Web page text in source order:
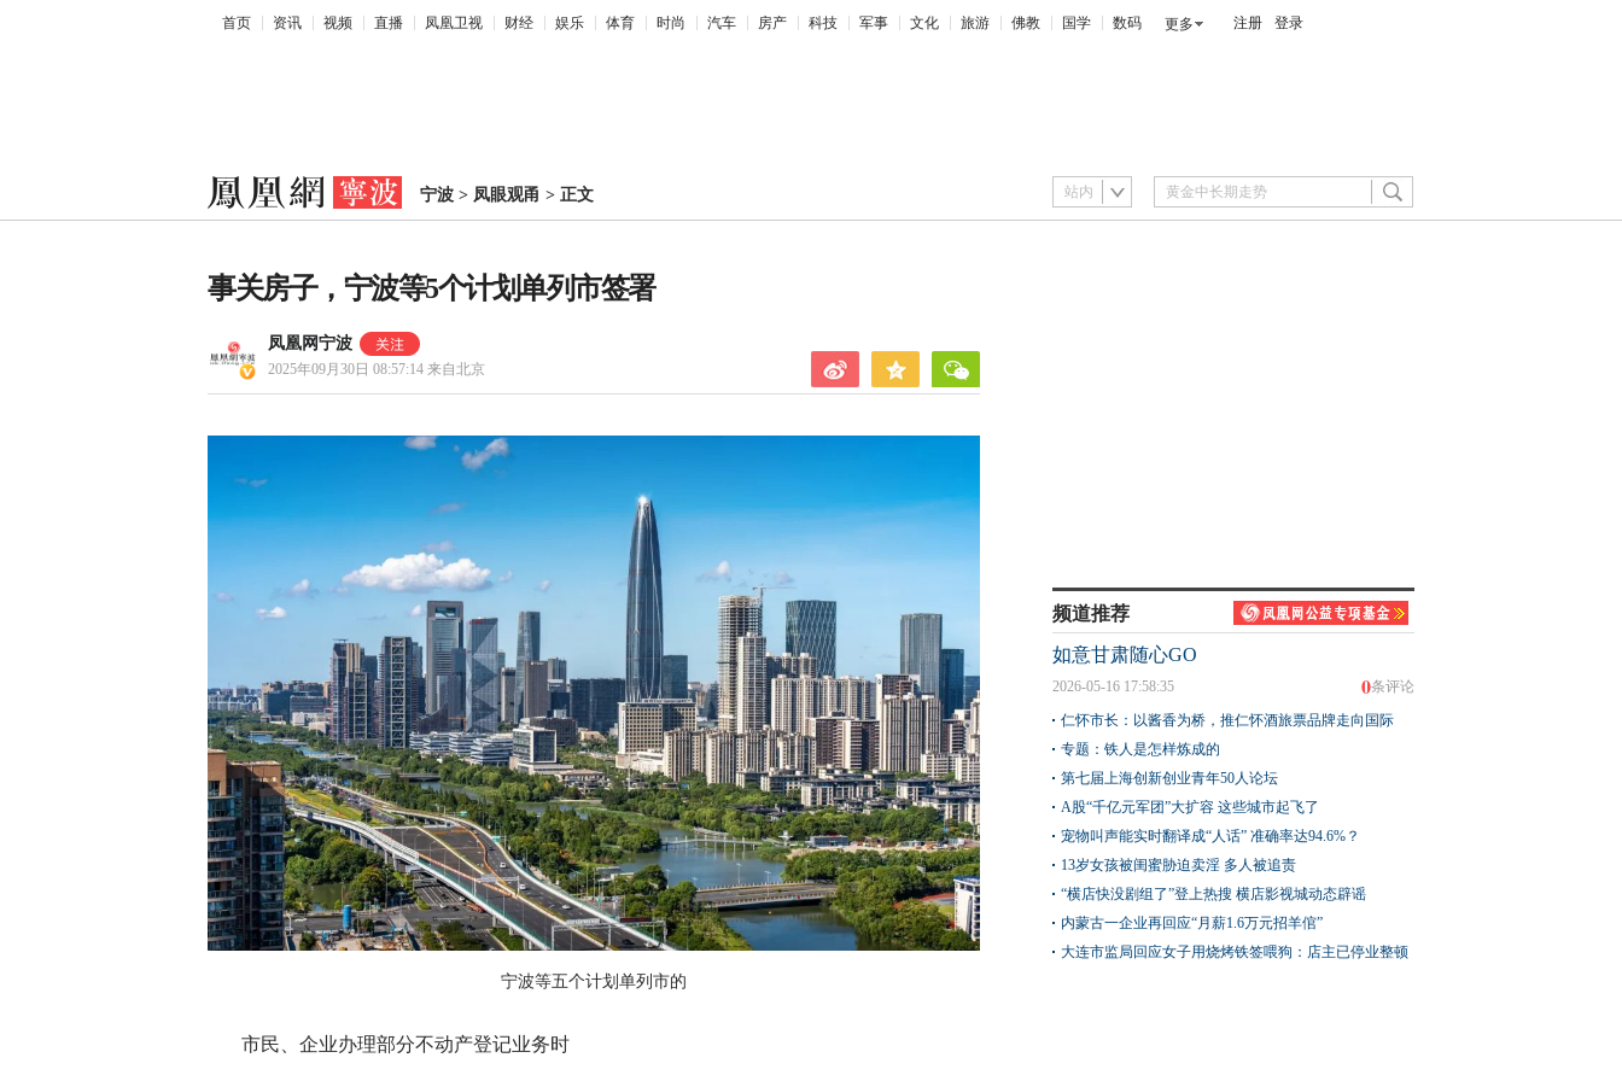
首页 资讯 视频 直播 凤凰卫视 财经 娱乐 体育 时尚 汽车 房产 科技 军事 文化 旅游 佛教 国学 数码 更多 注册 登录
宁波 > 凤眼观甬 > 正文 站内
事关房子，宁波等5个计划单列市签署
凤凰网宁波
2025年09月30日 08:57:14 来自北京
宁波等五个计划单列市的
市民、企业办理部分不动产登记业务时
频道推荐
如意甘肃随心GO
0条评论
2026-05-16 17:58:35
仁怀市长：以酱香为桥，推仁怀酒旅票品牌走向国际
专题：铁人是怎样炼成的
第七届上海创新创业青年50人论坛
A股“千亿元军团”大扩容 这些城市起飞了
宠物叫声能实时翻译成“人话” 准确率达94.6%？
13岁女孩被闺蜜胁迫卖淫 多人被追责
“横店快没剧组了”登上热搜 横店影视城动态辟谣
内蒙古一企业再回应“月薪1.6万元招羊倌”
大连市监局回应女子用烧烤铁签喂狗：店主已停业整顿